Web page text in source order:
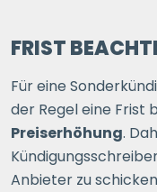
FRIST
Für eine
der Regel eine Frist
Preiserhöhung.
Anbieter zu